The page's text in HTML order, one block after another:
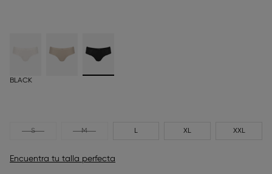
BLACK
S M L XL XXL
Encuentra tu talla perfecta